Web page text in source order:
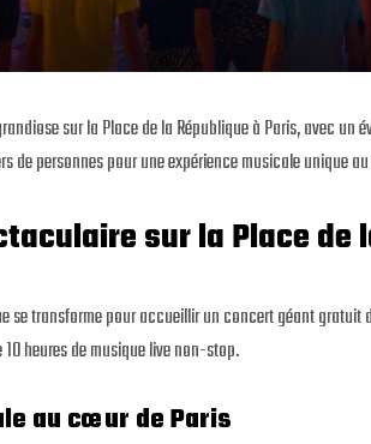
sur la Place de la République à Paris, avec un
de personnes pour une expérience musicale unique
sur la Place de
se transforme pour accueillir un concert géant
heures de musique live non-stop.
au cœur de Paris